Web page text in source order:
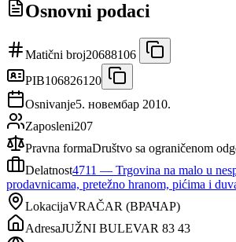
Osnovni podaci
Matični broj20688106
PIB106826120
Osnivanje5. новембар 2010.
Zaposleni207
Pravna formaDruštvo sa ograničenom
Delatnost4711 — Trgovina na malo u
prodavnicama, pretežno hranom, pićima i
LokacijaVRAČAR (ВРАЧАР)
AdresaJUŽNI BULEVAR 83 43